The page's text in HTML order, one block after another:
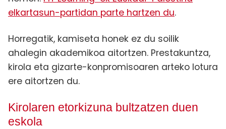
elkartasun-partidan parte hartzen du.
Horregatik, kamiseta honek ez du soilik
ahalegin akademikoa aitortzen. Prestakuntza,
kirola eta gizarte-konpromisoaren arteko lotura
ere aitortzen du.
Kirolaren etorkizuna bultzatzen duen
eskola